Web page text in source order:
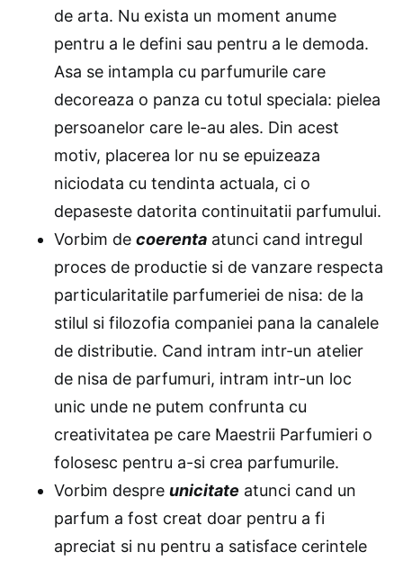
de arta. Nu exista un moment anume
pentru a le defini sau pentru a le demoda.
Asa se intampla cu parfumurile care
decoreaza o panza cu totul speciala: pielea
persoanelor care le-au ales. Din acest
motiv, placerea lor nu se epuizeaza
niciodata cu tendinta actuala, ci o
depaseste datorita continuitatii parfumului.
Vorbim de coerenta atunci cand intregul
proces de productie si de vanzare respecta
particularitatile parfumeriei de nisa: de la
stilul si filozofia companiei pana la canalele
de distributie. Cand intram intr-un atelier
de nisa de parfumuri, intram intr-un loc
unic unde ne putem confrunta cu
creativitatea pe care Maestrii Parfumieri o
folosesc pentru a-si crea parfumurile.
Vorbim despre unicitate atunci cand un
parfum a fost creat doar pentru a fi
apreciat si nu pentru a satisface cerintele